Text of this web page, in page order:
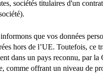
sociétés titulaires d'un
que vos données
hors de l’UE. Toutefois, ce
dans un pays reconnu, par la
comme offrant un niveau de